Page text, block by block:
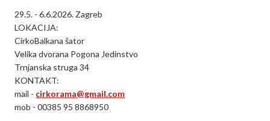
29.5. - 6.6.2026. Zagreb
LOKACIJA:
CirkoBalkana šator
Velika dvorana Pogona Jedinstvo
Trnjanska struga 34
KONTAKT:
mail - cirkorama@gmail.com
mob - 00385 95 8868950